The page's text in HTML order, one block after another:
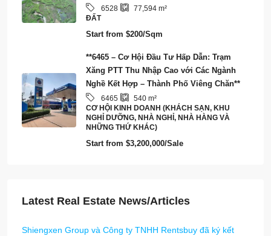
6528 77,594 m²
ĐẤT
Start from $200/Sqm
**6465 – Cơ Hội Đầu Tư Hấp Dẫn: Trạm
Xăng PTT Thu Nhập Cao với Các Ngành
Nghề Kết Hợp – Thành Phố Viêng Chăn**
6465 540 m²
CƠ HỘI KINH DOANH (KHÁCH SẠN, KHU
NGHỈ DƯỠNG, NHÀ NGHỈ, NHÀ HÀNG VÀ
NHỮNG THỨ KHÁC)
Start from $3,200,000/Sale
Latest Real Estate News/Articles
Shiengxen Group và Công ty TNHH Rentsbuy đã ký kết